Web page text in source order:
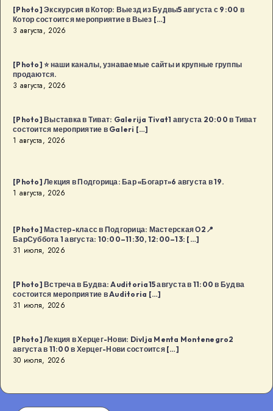
в
Будва:
Kaffa
августа
в
в
Будва
[…]
[Photo] Экскурсия в Котор: Выезд из Будвы5 августа с 9:00 в
Котор состоится мероприятие в Выез […]
3 августа, 2026
[Photo] ⭐️ наши каналы, узнаваемые сайты и крупные группы
продаются.
3 августа, 2026
[Photo] Выставка в Тиват: Galerija Tivat1 августа 20:00 в Тиват
состоится мероприятие в Galeri […]
1 августа, 2026
[Photo] Лекция в Подгорица: Бар «Богарт»6 августа в 19.
1 августа, 2026
[Photo] Мастер-класс в Подгорица: Мастерская О2📍
БарСуббота 1 августа: 10:00–11:30, 12:00–13: […]
31 июля, 2026
[Photo] Встреча в Будва: Auditoria15 августа в 11:00 в Будва
состоится мероприятие в Auditoria […]
31 июля, 2026
[Photo] Лекция в Херцег-Нови: Divlja Menta Montenegro2
августа в 11:00 в Херцег-Нови состоится […]
30 июля, 2026